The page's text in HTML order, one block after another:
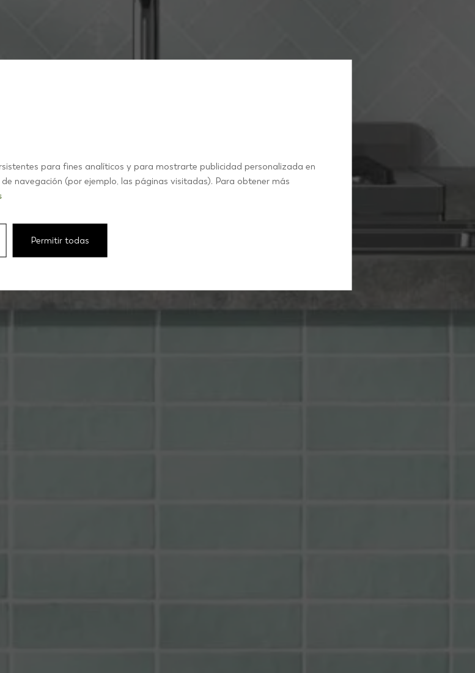
para fines analíticos y para mostrarte publicidad personalizada en
navegación (por ejemplo, las páginas visitadas). Para obtener más
Permitir todas